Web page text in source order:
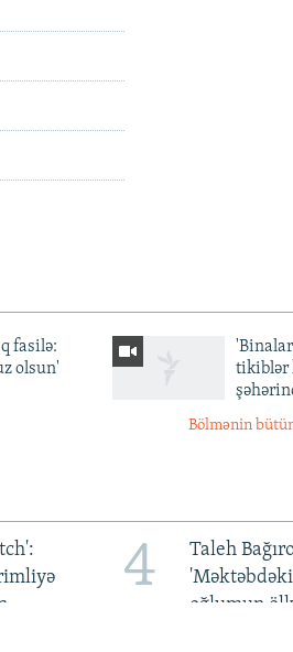
fasilə:
olsun'
tikiblər
Bölmənin
4
Taleh
oğlumun